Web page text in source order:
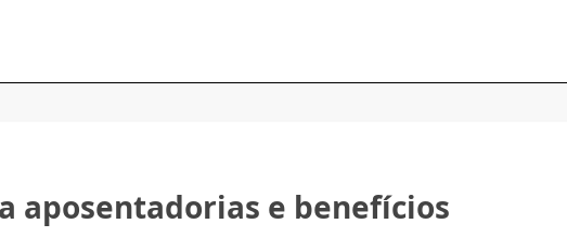
aposentadorias e benefícios